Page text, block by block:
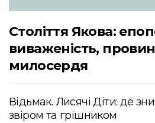
Століття Якова:
виваженість,
милосердя
Відьмак. Лисячі Діти: де
звіром та грішником